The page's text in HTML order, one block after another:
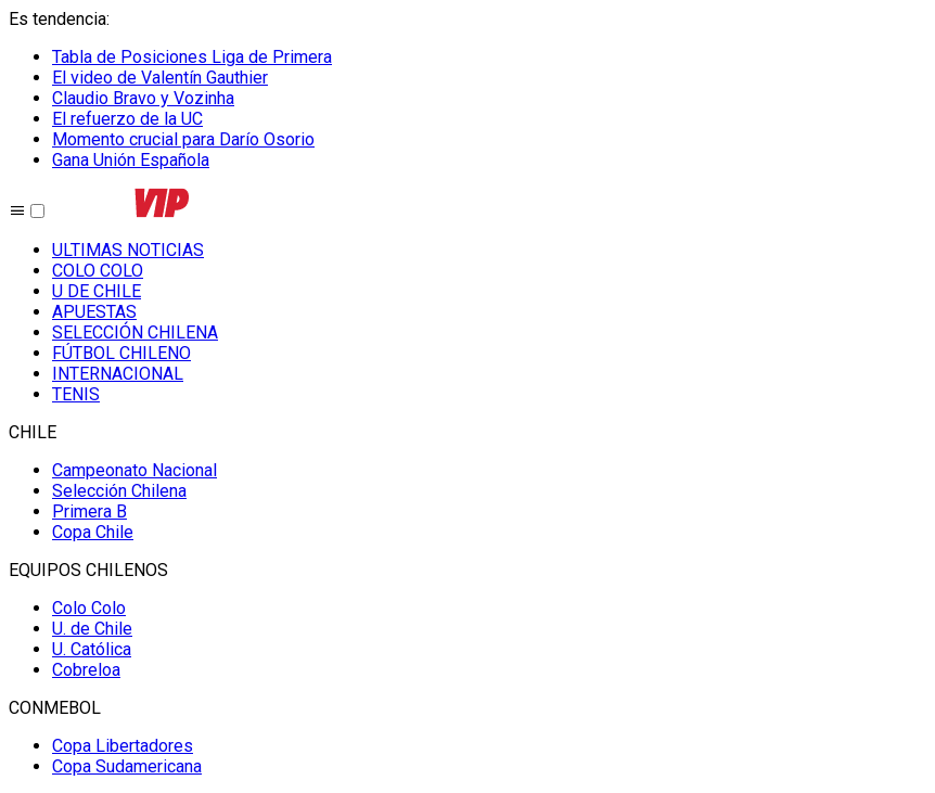
Es tendencia:
Tabla de Posiciones Liga de Primera
El video de Valentín Gauthier
Claudio Bravo y Vozinha
El refuerzo de la UC
Momento crucial para Darío Osorio
Gana Unión Española
ULTIMAS NOTICIAS
COLO COLO
U DE CHILE
APUESTAS
SELECCIÓN CHILENA
FÚTBOL CHILENO
INTERNACIONAL
TENIS
CHILE
Campeonato Nacional
Selección Chilena
Primera B
Copa Chile
EQUIPOS CHILENOS
Colo Colo
U. de Chile
U. Católica
Cobreloa
CONMEBOL
Copa Libertadores
Copa Sudamericana